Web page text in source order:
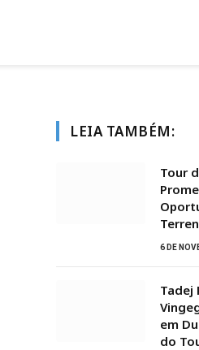
LEIA TAMBÉM:
Tour
6 DE
Tadej
em
do